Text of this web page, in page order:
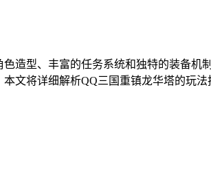
造型、丰富的任务系统和独特的装备机
文将详细解析QQ三国重镇龙华塔的玩法